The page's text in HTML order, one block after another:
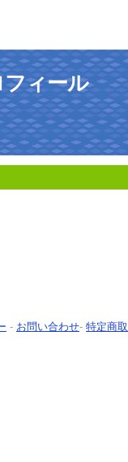
ィール
- お問い合わせ- 特定商